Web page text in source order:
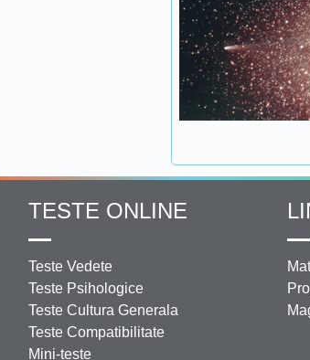
TESTE ONLINE
Teste Vedete
Teste Psihologice
Teste Cultura Generala
Teste Compatibilitate
Mini-teste